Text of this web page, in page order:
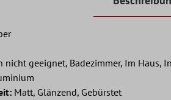
nicht geeignet, Badezimmer, Im Haus,
Matt, Glänzend, Gebürstet